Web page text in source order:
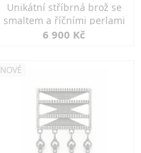
Unikátní stříbrná brož se
smaltem a říčními perlami
6 900 Kč
NOVÉ